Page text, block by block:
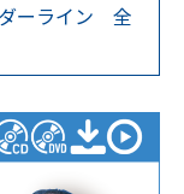
ーライン 全